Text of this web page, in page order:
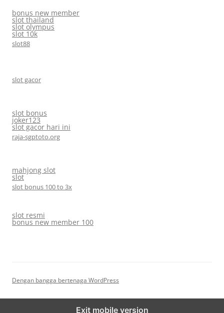
bonus new member
slot thailand
slot olympus
slot 10k
slot88
slot gacor
slot bonus
joker123
slot gacor hari ini
raja-sgptoto.org
mahjong slot
slot
slot bonus 100 to 3x
slot resmi
bonus new member 100
Dengan bangga bertenaga WordPress
Exit mobile version